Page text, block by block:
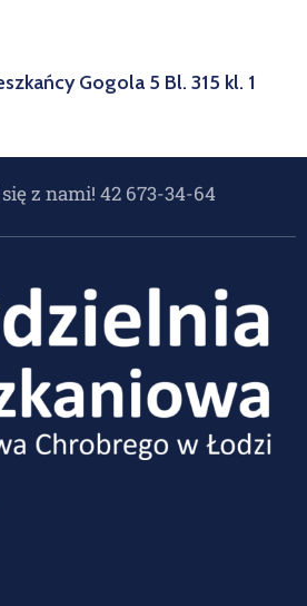
Gogola 5 Bl. 315 kl. 1
z nami! 42 673-34-64